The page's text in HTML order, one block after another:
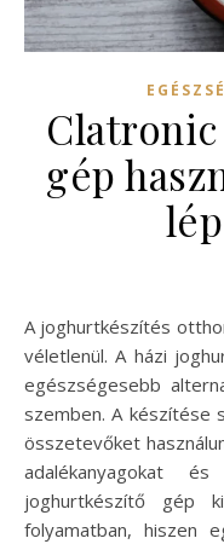
gép
A joghurtkészítés otthon egyre népszerűbbé válik, és nem
véletlenül. A házi
egészségesebb
szemben. A készítése
összetevőket
adalékanyagokat
joghurtkészítő gép
folyamatban, hiszen